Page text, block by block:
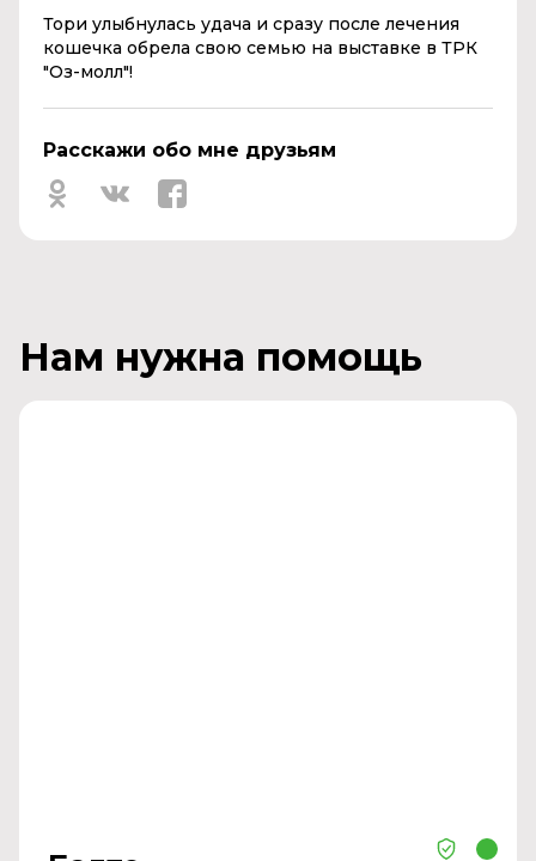
Тори улыбнулась удача и сразу после лечения
кошечка обрела свою семью на выставке в ТРК
"Оз-молл"!
Расскажи обо мне друзьям
Нам нужна помощь